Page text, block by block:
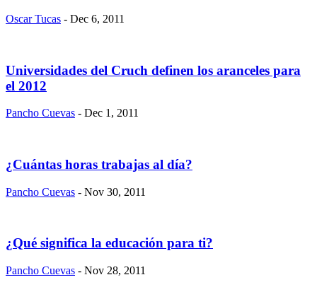
Oscar Tucas - Dec 6, 2011
Universidades del Cruch definen los aranceles para
el 2012
Pancho Cuevas - Dec 1, 2011
¿Cuántas horas trabajas al día?
Pancho Cuevas - Nov 30, 2011
¿Qué significa la educación para ti?
Pancho Cuevas - Nov 28, 2011